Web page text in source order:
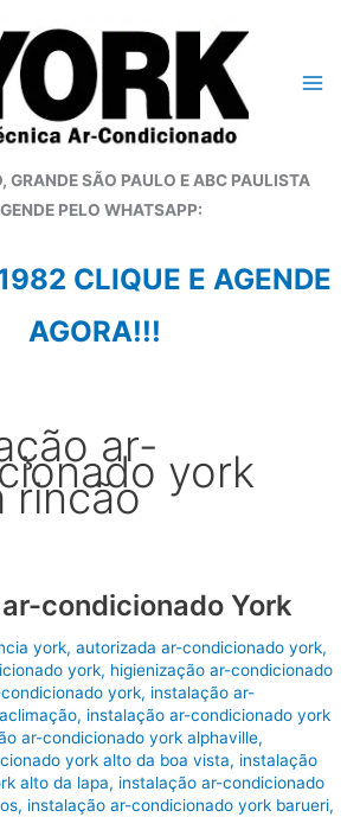
GRANDE SÃO PAULO E ABC PAULISTA
GENDE PELO WHATSAPP:
CLIQUE E AGENDE
AGORA!!!
ar- york
rincão
condicionado York
york,autorizada ar-condicionado york,
york, higienização ar-condicionado
york, instalação ar-
, instalação ar-condicionado york
ar-condicionado york alphaville,
york alto da boa vista, instalação
alto da lapa, instalação ar-condicionado
, instalação ar-condicionado york barueri,